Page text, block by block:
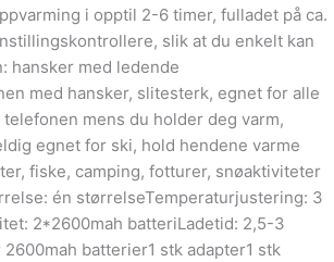
i opptil 2-6 timer, fulladet på ca.
slik at du enkelt kan
hansker med ledende
med hansker, slitesterk, egnet for alle
mens du holder deg varm,
egnet for ski, hold hendene varme
fiske, camping, fotturer, snøaktiviteter
én størrelseTemperaturjustering: 3
2*2600mah batteriLadetid: 2,5-3
batterier1 stk adapter1 stk